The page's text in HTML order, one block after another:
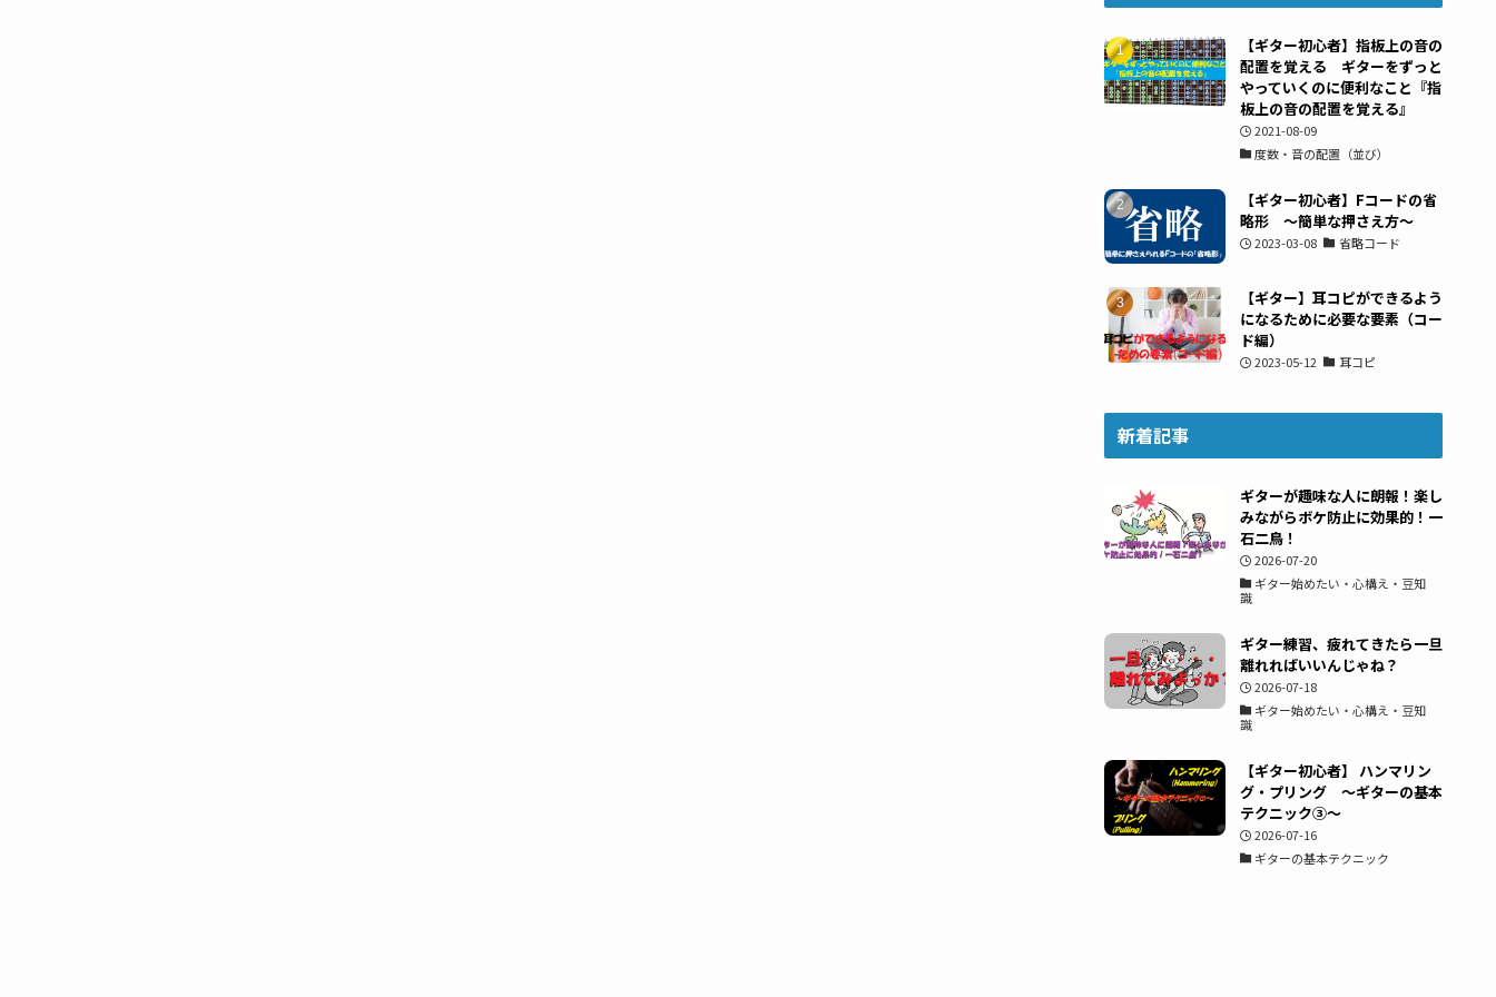
【ギター初心者】指板上の音の
配置を覚える ギターをずっと
やっていくのに便利なこと『指
板上の音の配置を覚える』
2021-08-09
度数・音の配置（並び）
【ギター初心者】Fコードの省
略形 ～簡単な押さえ方～
2023-03-08 省略コード
【ギター】耳コピができるよう
になるために必要な要素（コー
ド編）
2023-05-12 耳コピ
新着記事
ギターが趣味な人に朗報！楽し
みながらボケ防止に効果的！一
石二鳥！
2026-07-20
ギター始めたい・心構え・豆知
識
ギター練習、疲れてきたら一旦
離れればいいんじゃね？
2026-07-18
ギター始めたい・心構え・豆知
識
【ギター初心者】 ハンマリン
グ・プリング ～ギターの基本
テクニック③～
2026-07-16
ギターの基本テクニック